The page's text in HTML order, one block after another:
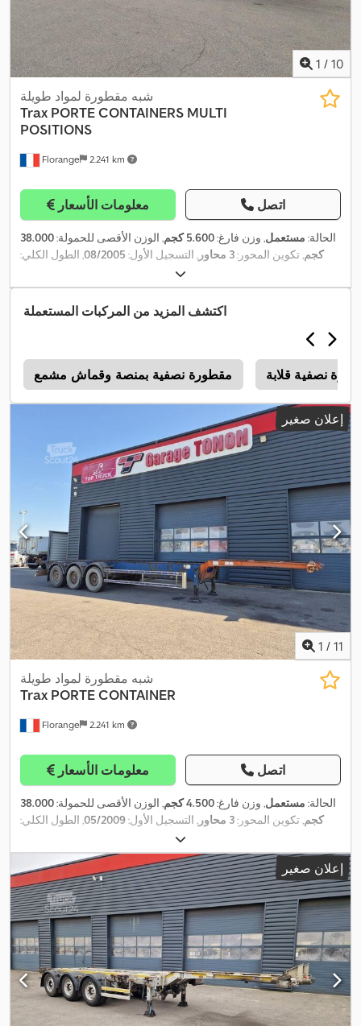
1 / 10
Florange 2.241 km
شبه مقطورة لمواد طويلة
Trax PORTE CONTAINERS MULTI
POSITIONS
معلومات الأسعار اتصل
الحالة: مستعمل, وزن فارغ:5.600 كجم , الوزن الأقصى للحمولة:38.000
كجم, تكوين المحور:3 محاور , التسجيل الأول: 08/2005, الطول الكلي:
, حالة الإطارات:
32.400 كجم,
اكتشف المزيد من المركبات المستعملة
مقطورة نصفية بمنصة وقماش مشمع نصفية قلابة
إعلان صغير
1 / 11
Florange 2.241 km
شبه مقطورة لمواد طويلة
Trax PORTE CONTAINER
معلومات الأسعار اتصل
الحالة: مستعمل, وزن فارغ:4.500 كجم , الوزن الأقصى للحمولة:38.000
كجم, تكوين المحور:3 محاور , التسجيل الأول:05/2009, الطول الكلي:
, حالة الإطارات:
33.500 كجم,
إعلان صغير